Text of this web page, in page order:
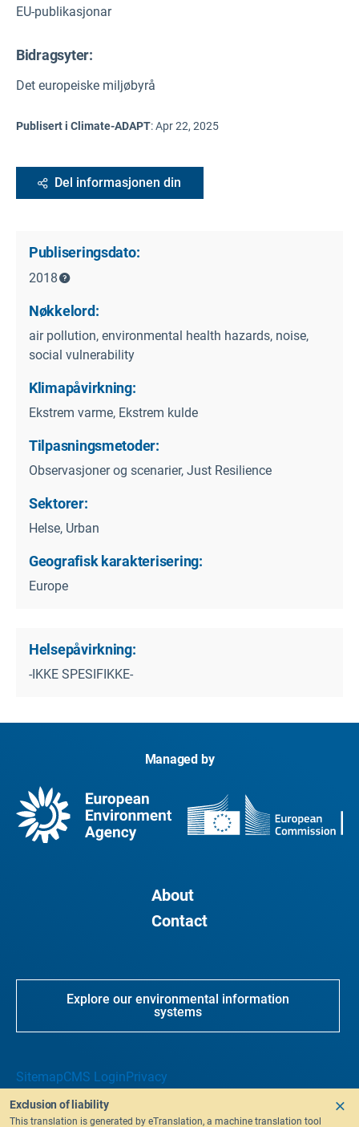
EU-publikasjonar
Bidragsyter:
Det europeiske miljøbyrå
Publisert i Climate-ADAPT:Apr 22, 2025
Del informasjonen din
Publiseringsdato:
2018
Nøkkelord:
air pollution, environmental health hazards, noise,
social vulnerability
Klimapåvirkning:
Ekstrem varme, Ekstrem kulde
Tilpasningsmetoder:
Observasjoner og scenarier, Just Resilience
Sektorer:
Helse, Urban
Geografisk karakterisering:
Europe
Helsepåvirkning:
-IKKE SPESIFIKKE-
Managed by
About
Contact
Explore our environmental information
systems
SitemapCMS LoginPrivacy
Exclusion of liability
This translation is generated by eTranslation, a machine translation tool